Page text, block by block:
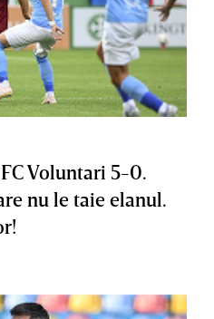
Voluntari 5-0.
nu le taie elanul.